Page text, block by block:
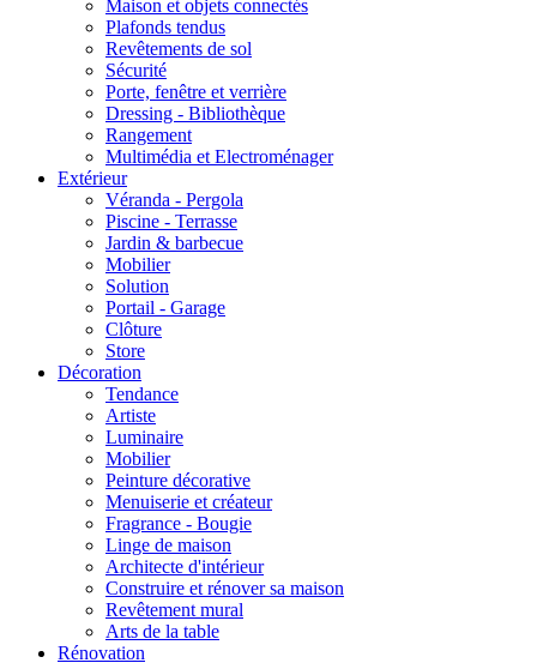
Maison et objets connectés
Plafonds tendus
Revêtements de sol
Sécurité
Porte, fenêtre et verrière
Dressing - Bibliothèque
Rangement
Multimédia et Electroménager
Extérieur
Véranda - Pergola
Piscine - Terrasse
Jardin & barbecue
Mobilier
Solution
Portail - Garage
Clôture
Store
Décoration
Tendance
Artiste
Luminaire
Mobilier
Peinture décorative
Menuiserie et créateur
Fragrance - Bougie
Linge de maison
Architecte d'intérieur
Construire et rénover sa maison
Revêtement mural
Arts de la table
Rénovation